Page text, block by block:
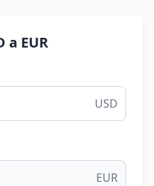
a EUR
USD
EUR